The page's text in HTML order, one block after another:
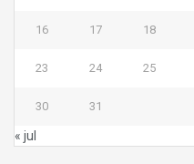
16 17 18
23 24 25
30 31
« jul